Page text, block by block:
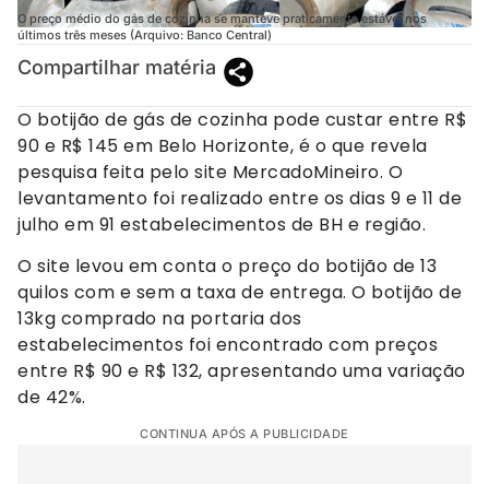
O preço médio do gás de cozinha se manteve praticamente estável nos
últimos três meses (Arquivo: Banco Central)
Compartilhar matéria
O botijão de gás de cozinha pode custar entre R$
90 e R$ 145 em Belo Horizonte, é o que revela
pesquisa feita pelo site MercadoMineiro. O
levantamento foi realizado entre os dias 9 e 11 de
julho em 91 estabelecimentos de BH e região.
O site levou em conta o preço do botijão de 13
quilos com e sem a taxa de entrega. O botijão de
13kg comprado na portaria dos
estabelecimentos foi encontrado com preços
entre R$ 90 e R$ 132, apresentando uma variação
de 42%.
CONTINUA APÓS A PUBLICIDADE